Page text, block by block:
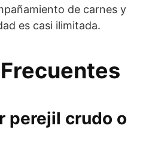
de carnes y
es casi ilimitada.
perejil crudo o